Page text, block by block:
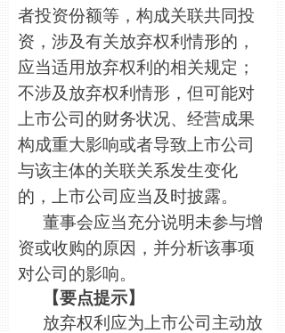
者投资份额等，构成关联共同投
资，涉及有关放弃权利情形的，
应当适用放弃权利的相关规定；
不涉及放弃权利情形，但可能对
上市公司的财务状况、经营成果
构成重大影响或者导致上市公司
与该主体的关联关系发生变化
的，上市公司应当及时披露。
董事会应当充分说明未参与增
资或收购的原因，并分析该事项
对公司的影响。
【要点提示】
放弃权利应为上市公司主动放